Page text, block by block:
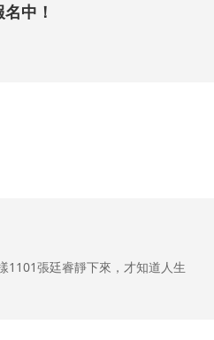
中！
1101張廷睿靜下來，才知道人生